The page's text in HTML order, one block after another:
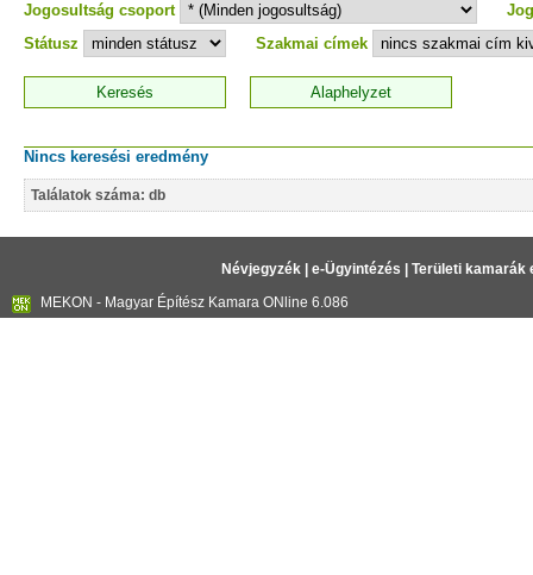
Jogosultság csoport
Státusz
Szakmai címek
Nincs keresési eredmény
Találatok száma: db
Névjegyzék| e-Ügyintézés
Területi kamarák
MEKON - Magyar Építész Kamara ONline 6.086